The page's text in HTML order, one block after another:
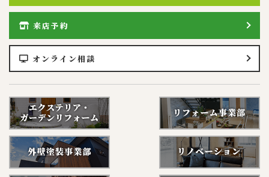
来店予約
オンライン相談